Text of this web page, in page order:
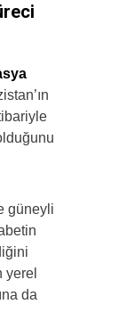
güneyli
yerel
da